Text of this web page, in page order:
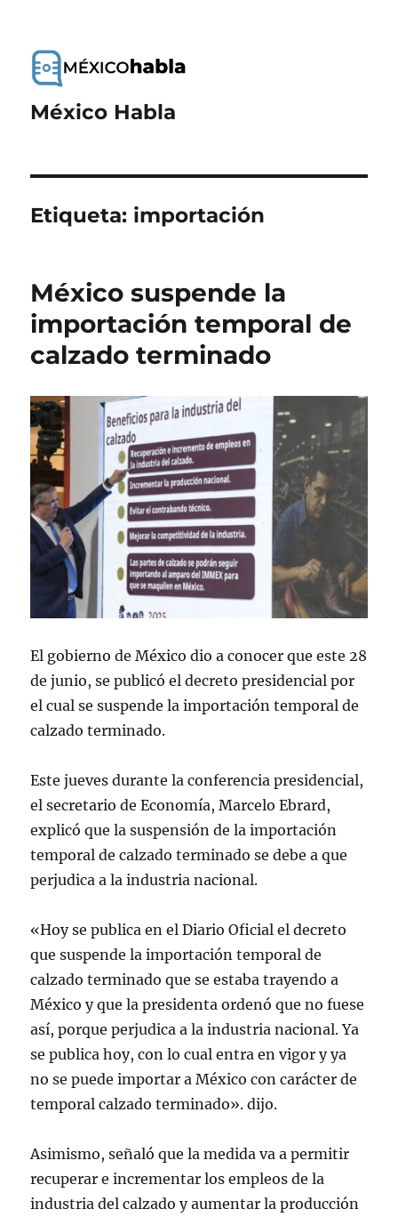
México Habla
Etiqueta: importación
México suspende la
importación temporal de
calzado terminado
El gobierno de México dio a conocer que este 28
de junio, se publicó el decreto presidencial por
el cual se suspende la importación temporal de
calzado terminado.
Este jueves durante la conferencia presidencial,
el secretario de Economía, Marcelo Ebrard,
explicó que la suspensión de la importación
temporal de calzado terminado se debe a que
perjudica a la industria nacional.
«Hoy se publica en el Diario Oficial el decreto
que suspende la importación temporal de
calzado terminado que se estaba trayendo a
México y que la presidenta ordenó que no fuese
así, porque perjudica a la industria nacional. Ya
se publica hoy, con lo cual entra en vigor y ya
no se puede importar a México con carácter de
temporal calzado terminado». dijo.
Asimismo, señaló que la medida va a permitir
recuperar e incrementar los empleos de la
industria del calzado y aumentar la producción